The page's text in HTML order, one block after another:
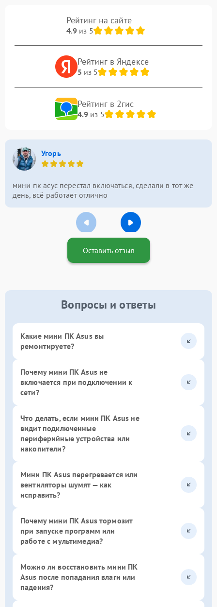
Рейтинг на сайте
4.9из 5
Рейтинг в Яндексе
5 из 5
Рейтинг в 2гис
4.9из 5
Угорь
мини пк асус перестал включаться, сделали в тот же
день, всё работает отлично
Оставить отзыв
Вопросы и ответы
Какие мини ПК Asus вы
ремонтируете?
Почему мини ПК Asus не
включается при подключении к
сети?
Что делать, если мини ПК Asus не
видит подключенные
периферийные устройства или
накопители?
Мини ПК Asus перегревается или
вентиляторы шумят — как
исправить?
Почему мини ПК Asus тормозит
при запуске программ или
работе с мультимедиа?
Можно ли восстановить мини ПК
Asus после попадания влаги или
падения?